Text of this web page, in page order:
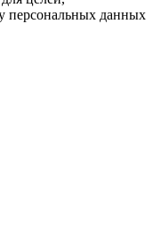
персональных данных